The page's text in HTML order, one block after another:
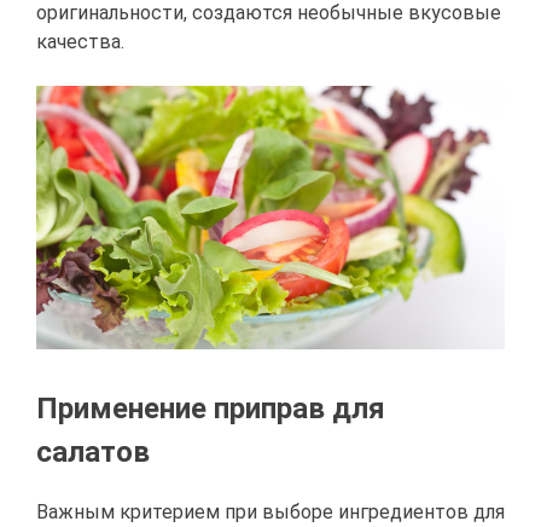
оригинальности, создаются необычные вкусовые
качества.
Применение приправ для
салатов
Важным критерием при выборе ингредиентов для